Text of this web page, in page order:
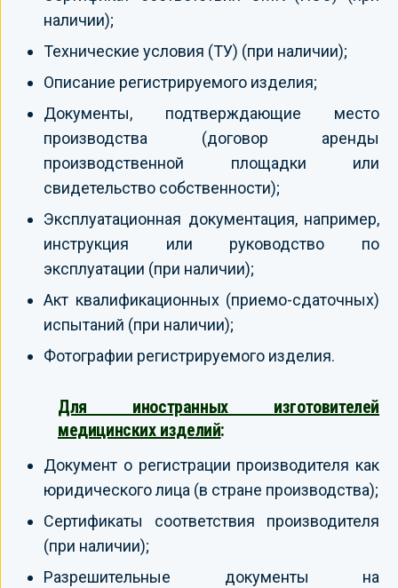
наличии);
Технические условия (ТУ) (при наличии);
Описание регистрируемого изделия;
Документы, подтверждающие место
производства (договор аренды
производственной площадки или
свидетельство собственности);
Эксплуатационная документация, например,
инструкция или руководство по
эксплуатации (при наличии);
Акт квалификационных (приемо-сдаточных)
испытаний (при наличии);
Фотографии регистрируемого изделия.
Для иностранных изготовителей
медицинских изделий:
Документ о регистрации производителя как
юридического лица (в стране производства);
Сертификаты соответствия производителя
(при наличии);
Разрешительные документы на